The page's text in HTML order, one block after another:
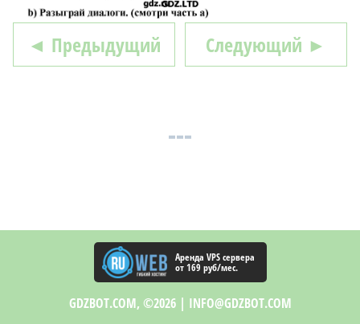
◄ Предыдущий Следующий ►
Аренда VPS сервера
от 169 руб/мес.
GDZBOT.COM, ©2026 | INFO@GDZBOT.COM